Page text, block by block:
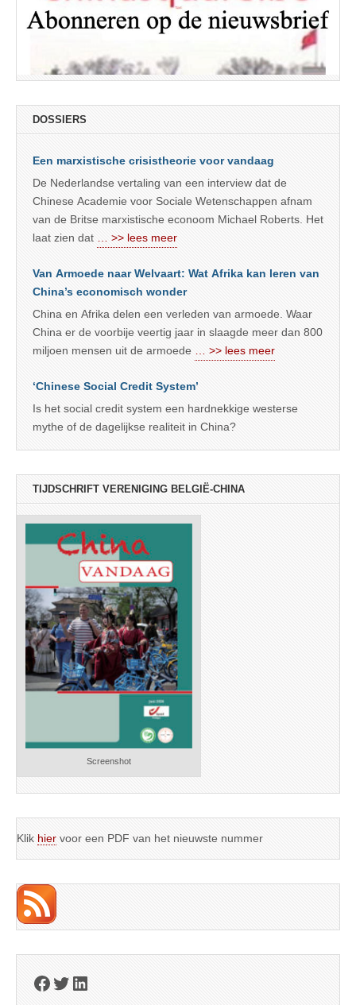
DOSSIERS
Een marxistische crisistheorie voor vandaag
De Nederlandse vertaling van een interview dat de
Chinese Academie voor Sociale Wetenschappen afnam
van de Britse marxistische econoom Michael Roberts. Het
laat zien dat … >> lees meer
Van Armoede naar Welvaart: Wat Afrika kan leren van
China’s economisch wonder
China en Afrika delen een verleden van armoede. Waar
China er de voorbije veertig jaar in slaagde meer dan 800
miljoen mensen uit de armoede … >> lees meer
‘Chinese Social Credit System’
Is het social credit system een hardnekkige westerse
mythe of de dagelijkse realiteit in China?
TIJDSCHRIFT VERENIGING BELGIË-CHINA
Screenshot
Klik hier voor een PDF van het nieuwste nummer
Facebook
Twitter
LinkedIn